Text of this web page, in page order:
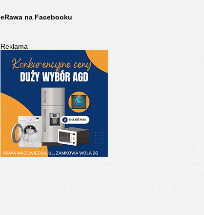
eRawa na Facebooku
Reklama